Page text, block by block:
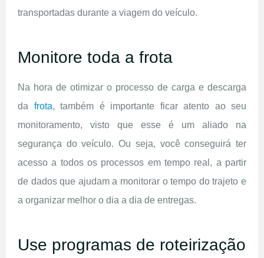
transportadas durante a viagem do veículo.
Monitore toda a frota
Na hora de otimizar o processo de carga e descarga
da frota, também é importante ficar atento ao seu
monitoramento, visto que esse é um aliado na
segurança do veículo. Ou seja, você conseguirá ter
acesso a todos os processos em tempo real, a partir
de dados que ajudam a monitorar o tempo do trajeto e
a organizar melhor o dia a dia de entregas.
Use programas de roteirização